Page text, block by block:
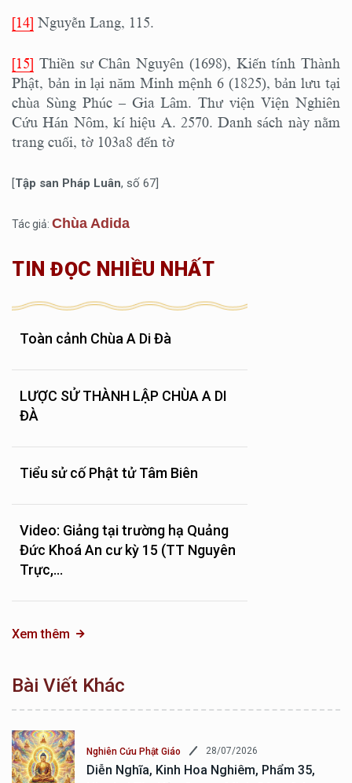
[14] Nguyễn Lang, 115.
[15] Thiền sư Chân Nguyên (1698), Kiến tính Thành
Phật, bản in lại năm Minh mệnh 6 (1825), bản lưu tại
chùa Sùng Phúc – Gia Lâm. Thư viện Viện Nghiên
Cứu Hán Nôm, kí hiệu A. 2570. Danh sách này nằm
trang cuối, tờ 103a8 đến tờ
[Tập san Pháp Luân, số 67]
Tác giả: Chùa Adida
TIN ĐỌC NHIỀU NHẤT
Toàn cảnh Chùa A Di Đà
LƯỢC SỬ THÀNH LẬP CHÙA A DI
ĐÀ
Tiểu sử cố Phật tử Tâm Biên
Video: Giảng tại trường hạ Quảng
Đức Khoá An cư kỳ 15 (TT Nguyên
Trực,...
Xem thêm
Bài Viết Khác
Nghiên Cứu Phật Giáo 28/07/2026
Diễn Nghĩa, Kinh Hoa Nghiêm, Phẩm 35,